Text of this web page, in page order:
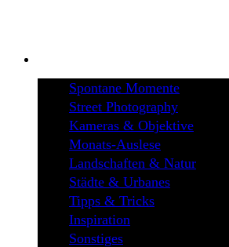
Spontane Momente
Street Photography
Kameras & Objektive
Monats-Auslese
Landschaften & Natur
Städte & Urbanes
Tipps & Tricks
Inspiration
Sonstiges